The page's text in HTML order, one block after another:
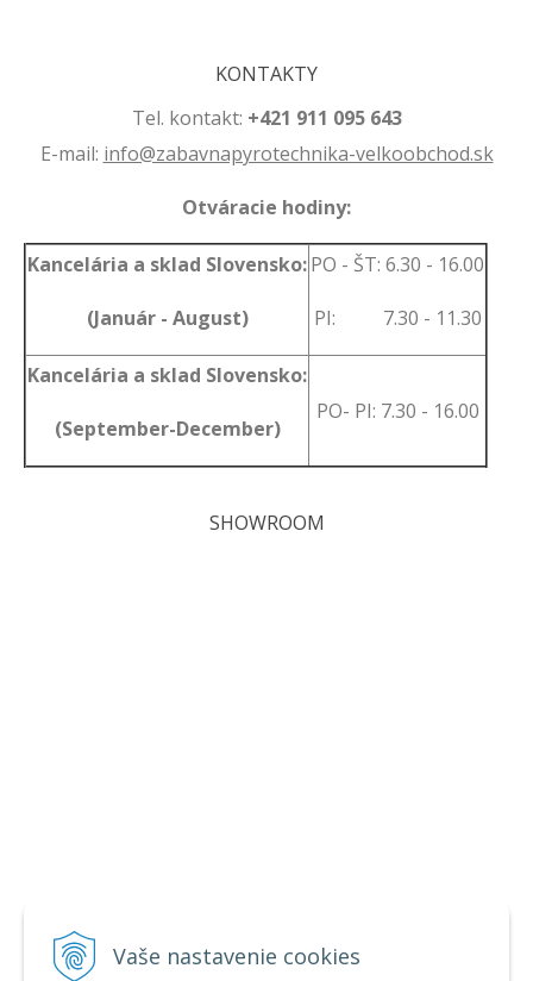
Vaše nastavenie cookies
KONTAKTY
Tel. kontakt: +421 911 095 643
E-mail: info@zabavnapyrotechnika-velkoobchod.sk
Otváracie hodiny:
Kancelária a sklad Slovensko:
(Január - August)
PO - ŠT: 6.30 - 16.00
PI: 7.30 - 11.30
Kancelária a sklad Slovensko:
(September-December)
PO- PI: 7.30 - 16.00
SHOWROOM